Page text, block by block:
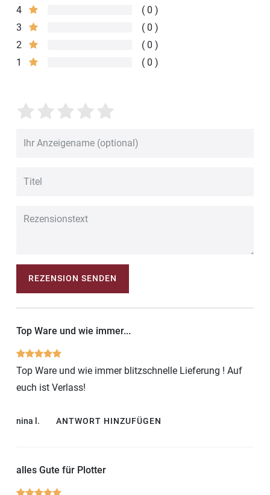
4
0
3
0
2
0
1
0
REZENSION SENDEN
Top Ware und wie immer...
Top Ware und wie immer blitzschnelle Lieferung ! Auf
euch ist Verlass!
nina l. ANTWORT HINZUFÜGEN
alles Gute für Plotter